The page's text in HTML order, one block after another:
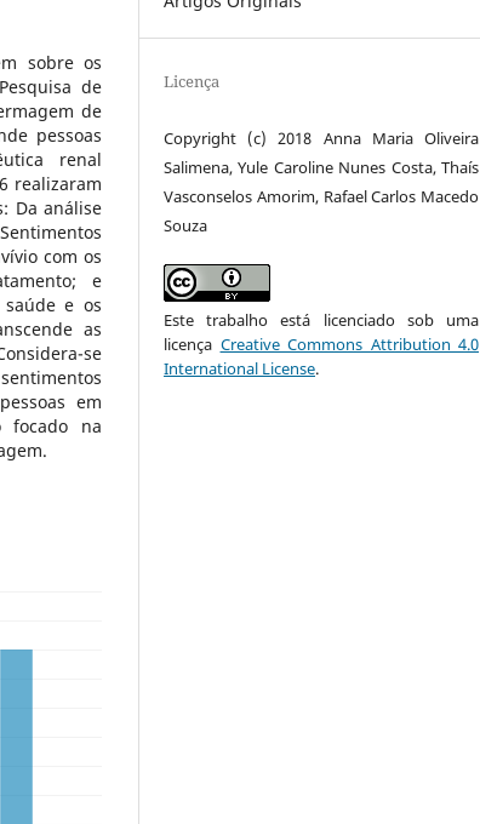
sobre os
de
de
pessoas
renal
realizaram
Da análise
com os
e
e os
as
se
em
focado na
Licença
Copyright (c) 2018 Anna Maria Oliveira
Salimena, Yule Caroline Nunes Costa, Thaís
Vasconselos Amorim, Rafael Carlos Macedo
Souza
Este trabalho está licenciado sob uma
licença Creative Commons Attribution 4.0
International License.